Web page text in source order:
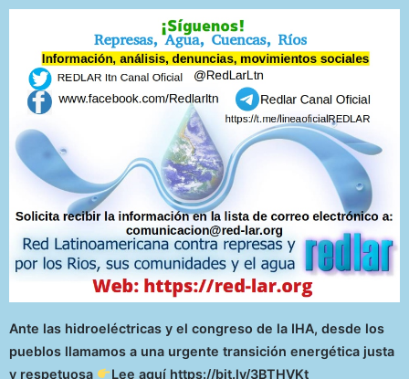
Ante las hidroeléctricas y el congreso de la IHA, desde los
pueblos llamamos a una urgente transición energética justa
y respetuosa
Lee aquí https://bit.ly/3BTHVKt